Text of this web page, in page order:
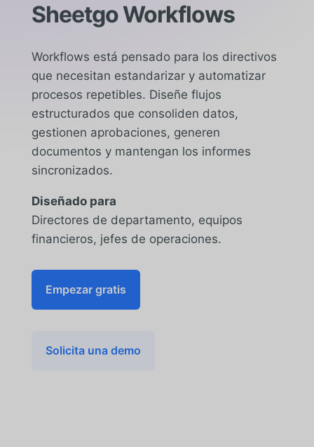
Sheetgo Workflows
Workflows está pensado para los directivos
que necesitan estandarizar y automatizar
procesos repetibles. Diseñe flujos
estructurados que consoliden datos,
gestionen aprobaciones, generen
documentos y mantengan los informes
sincronizados.
Diseñado para
Directores de departamento, equipos
financieros, jefes de operaciones.
Empezar gratis
Solicita una demo